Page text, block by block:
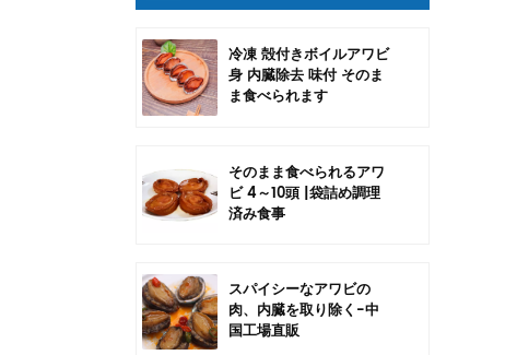
冷凍 殻付きボイルアワビ
身 内臓除去 味付 そのま
ま食べられます
そのまま食べられるアワ
ビ 4～10頭 |袋詰め調理
済み食事
スパイシーなアワビの
肉、内臓を取り除く-中
国工場直販